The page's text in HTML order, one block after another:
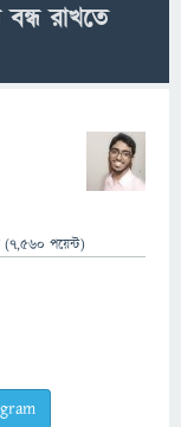
রাখতে
(7,560 পয়েন্ট)